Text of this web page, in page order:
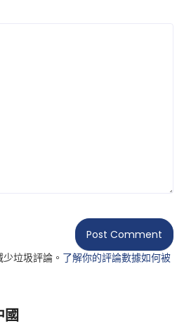
垃圾評論。 了解你的評論數據如何被
國